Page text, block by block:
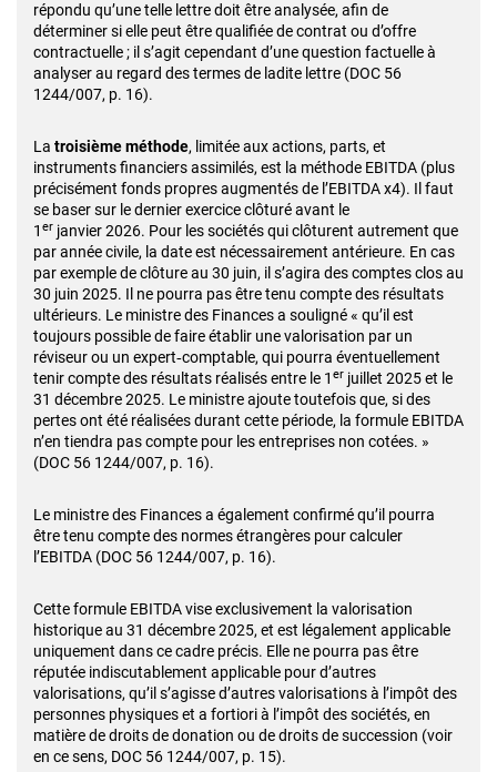
répondu qu’une telle lettre doit être analysée, afin de
déterminer si elle peut être qualifiée de contrat ou d’offre
contractuelle ; il s’agit cependant d’une question factuelle à
analyser au regard des termes de ladite lettre (DOC 56
1244/007, p. 16).
La troisième méthode, limitée aux actions, parts, et
instruments financiers assimilés, est la méthode EBITDA (plus
précisément fonds propres augmentés de l’EBITDA x4). Il faut
se baser sur le dernier exercice clôturé avant le
1 er janvier 2026. Pour les sociétés qui clôturent autrement que
par année civile, la date est nécessairement antérieure. En cas
par exemple de clôture au 30 juin, il s’agira des comptes clos au
30 juin 2025. Il ne pourra pas être tenu compte des résultats
ultérieurs. Le ministre des Finances a souligné « qu’il est
toujours possible de faire établir une valorisation par un
réviseur ou un expert‑comptable, qui pourra éventuellement
tenir compte des résultats réalisés entre le 1 er juillet 2025 et le
31 décembre 2025. Le ministre ajoute toutefois que, si des
pertes ont été réalisées durant cette période, la formule EBITDA
n’en tiendra pas compte pour les entreprises non cotées. »
(DOC 56 1244/007, p. 16).
Le ministre des Finances a également confirmé qu’il pourra
être tenu compte des normes étrangères pour calculer
l’EBITDA (DOC 56 1244/007, p. 16).
Cette formule EBITDA vise exclusivement la valorisation
historique au 31 décembre 2025, et est légalement applicable
uniquement dans ce cadre précis. Elle ne pourra pas être
réputée indiscutablement applicable pour d’autres
valorisations, qu’il s’agisse d’autres valorisations à l’impôt des
personnes physiques et a fortiori à l’impôt des sociétés, en
matière de droits de donation ou de droits de succession (voir
en ce sens, DOC 56 1244/007, p. 15).